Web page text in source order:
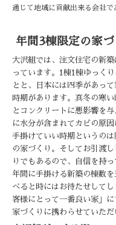
通じて地域に貢献出来る会社で
年間3棟限定の家づ
大沢組では、注文住宅の新
っています。1棟1棟ゆっく
とと、日本には四季があっ
時期があります。真冬の寒
とコンクリートに悪影響を
に水分が含まれてカビの原
手掛けていい時期というの
の家づくり。そしてお引渡
りでもあるので、自信を持
年間に手掛ける新築の棟数
べると時にはお待たせして
客様にとって一番良い家」
家づくりに携わらせていただ